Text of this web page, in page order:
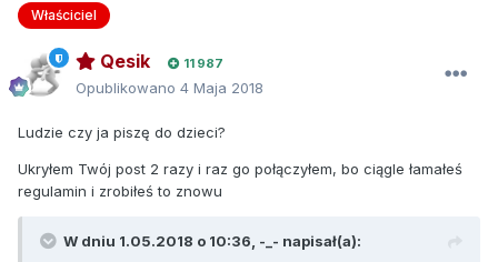
14. Czy posiadałeś już admina? (nie podajemy linków): Nie
Właściciel
Qesik 11 987
Opublikowano 4 Maja 2018
Ludzie czy ja piszę do dzieci?
Ukryłem Twój post 2 razy i raz go połączyłem, bo ciągle łamałeś
regulamin i zrobiłeś to znowu
W dniu 1.05.2018 o 10:36, -_- napisał(a):